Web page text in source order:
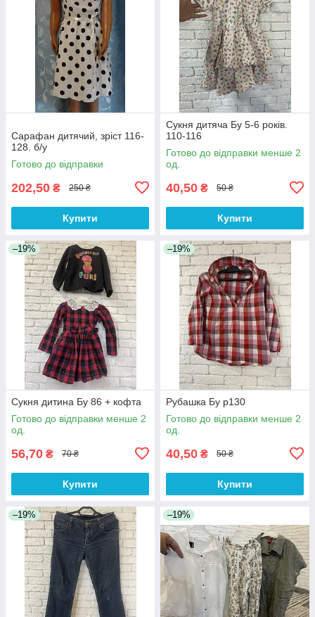
Сарафан дитячий, зріст 116-
128. б/у
Готово до відправки
202,50 ₴ 250 ₴
Купити
Сукня дитяча Бу 5-6 років.
110-116
Готово до відправки менше 2
од.
40,50 ₴ 50 ₴
Купити
–19%
Сукня дитина Бу 86 + кофта
Готово до відправки менше 2
од.
56,70 ₴ 70 ₴
Купити
–19%
Рубашка Бу р130
Готово до відправки менше 2
од.
40,50 ₴ 50 ₴
Купити
–19% –19%